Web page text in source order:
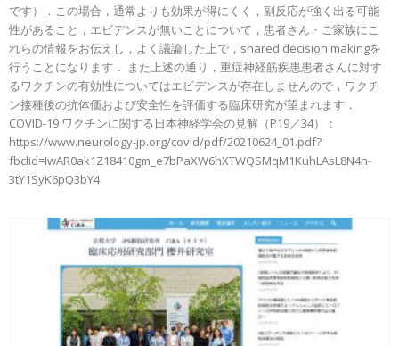
です）．この場合，通常よりも効果が得にくく，副反応が強く出る可能
性があること，エビデンスが無いことについて，患者さん・ご家族にこ
れらの情報をお伝えし，よく議論した上で，shared decision makingを
行うことになります． また上述の通り，重症神経筋疾患患者さんに対す
るワクチンの有効性についてはエビデンスが存在しませんので，ワクチ
ン接種後の抗体価および安全性を評価する臨床研究が望まれます．
COVID-19 ワクチンに関する日本神経学会の見解（P19／34）：
https://www.neurology-jp.org/covid/pdf/20210624_01.pdf?
fbclid=IwAR0ak1Z18410gm_e7bPaXW6hXTWQSMqM1KuhLAsL8N4n-
3tY1SyK6pQ3bY4